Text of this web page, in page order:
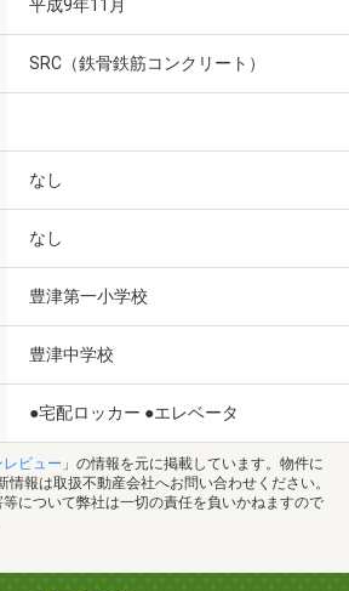
平成9年11月
SRC（鉄骨鉄筋コンクリート）
なし
なし
豊津第一小学校
豊津中学校
●宅配ロッカー ●エレベータ
ビュー 」の情報を元に掲載しています。物件に
情報は取扱不動産会社へお問い合わせください。
について弊社は一切の責任を負いかねますので